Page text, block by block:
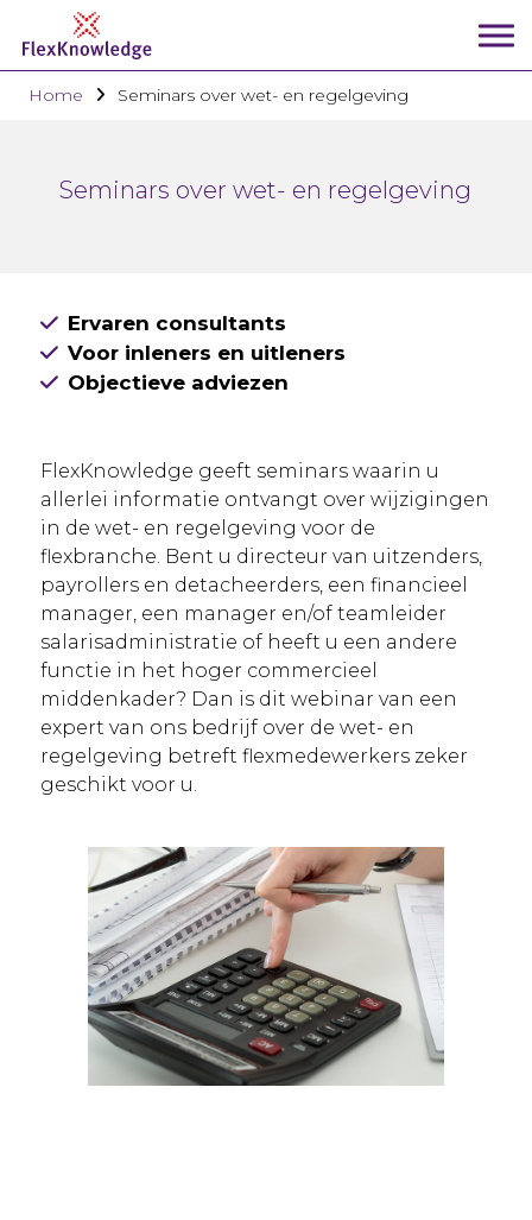
Home Seminars over wet- en regelgeving
Seminars over wet- en regelgeving
Ervaren consultants
Voor inleners en uitleners
Objectieve adviezen
FlexKnowledge geeft seminars waarin u
allerlei informatie ontvangt over wijzigingen
in de wet- en regelgeving voor de
flexbranche. Bent u directeur van uitzenders,
payrollers en detacheerders, een financieel
manager, een manager en/of teamleider
salarisadministratie of heeft u een andere
functie in het hoger commercieel
middenkader? Dan is dit webinar van een
expert van ons bedrijf over de wet- en
regelgeving betreft flexmedewerkers zeker
geschikt voor u.